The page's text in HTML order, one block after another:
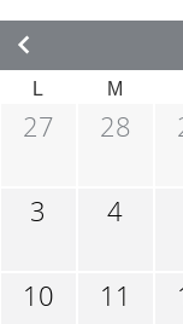
L M
27 28
3 4
10 11